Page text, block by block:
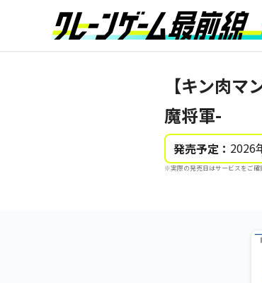
【キン肉
魔将軍-
発売予定： 2026
※実際の発売日はサービスをご確